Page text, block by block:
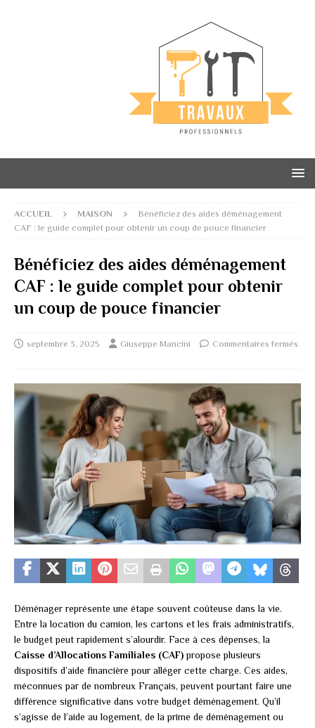
ACCUEIL MAISON
Bénéficiez des aides déménagement
CAF : le guide complet pour obtenir un coup de pouce financier
Bénéficiez des aides déménagement
CAF : le guide complet pour obtenir
un coup de pouce financier
septembre 3, 2025 Giuseppe Mancini Commentaires fermés
Déménager représente une étape souvent coûteuse dans la vie.
Entre la location du camion, les cartons et les frais administratifs,
le budget peut rapidement s’alourdir. Face à ces dépenses, la
Caisse d’Allocations Familiales (CAF)propose plusieurs
dispositifs d’aide financière pour alléger cette charge. Ces aides,
méconnues par de nombreux Français, peuvent pourtant faire une
différence significative dans votre budget déménagement. Qu’il
s’agisse de l’aide au logement, de la prime de déménagement ou